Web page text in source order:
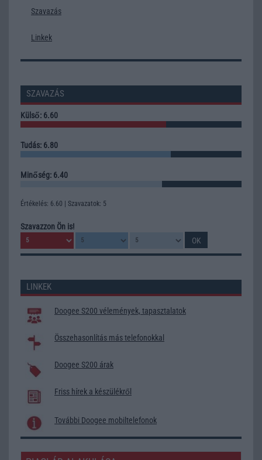
Szavazás
Linkek
SZAVAZÁS
Külső: 6.60
Tudás: 6.80
Minőség: 6.40
Értékelés: 6.60 | Szavazatok: 5
Szavazzon Ön is!
LINKEK
Doogee S200 vélemények, tapasztalatok
Összehasonlítás más telefonokkal
Doogee S200 árak
Friss hírek a készülékről
További Doogee mobiltelefonok